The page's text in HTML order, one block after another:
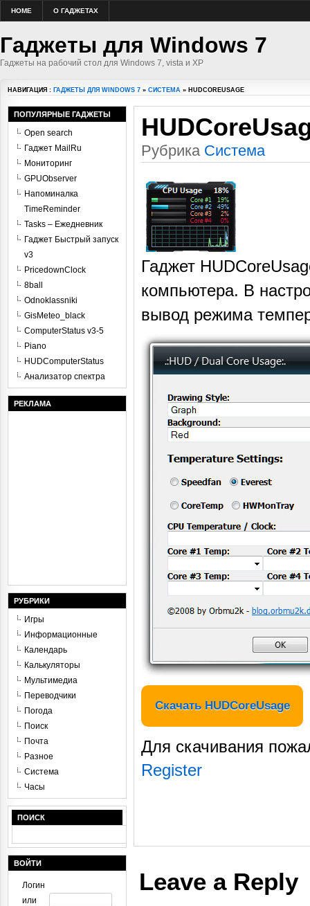
HOME О ГАДЖЕТАХ
Гаджеты для Windows 7
Гаджеты на рабочий стол для Windows 7, vista и XP
НАВИГАЦИЯ : ГАДЖЕТЫ ДЛЯ WINDOWS 7 » СИСТЕМА » HUDCOREUSAGE
Рубрика Система
Гаджет
компьютера. В
вывод режима
Скачать HUDCoreUsage
Для скачивания
Register
Leave a Reply
ПОПУЛЯРНЫЕ ГАДЖЕТЫ
Open search
Гаджет MailRu
Мониторинг
GPUObserver
Напоминалка
TimeReminder
Tasks – Ежедневник
Гаджет Быстрый запуск
v3
PricedownClock
8ball
Odnoklassniki
GisMeteo_black
ComputerStatus v3-5
Piano
HUDComputerStatus
Анализатор спектра
РЕКЛАМА
РУБРИКИ
Игры
Информационные
Календарь
Калькуляторы
Мультимедиа
Переводчики
Погода
Поиск
Почта
Разное
Система
Часы
ПОИСК
ВОЙТИ
Логин
или